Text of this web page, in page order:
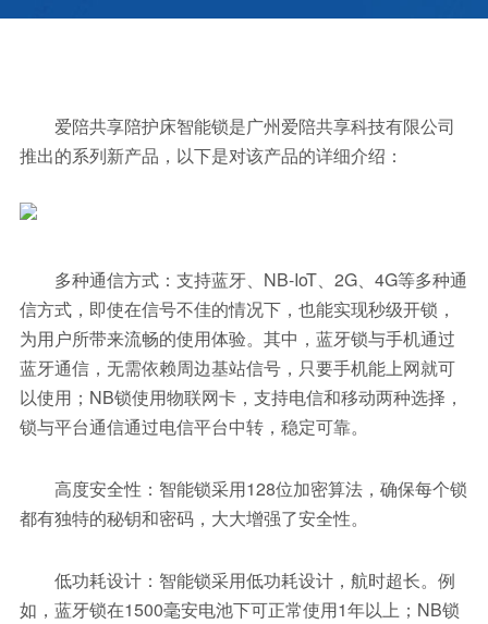
爱陪共享陪护床智能锁是广州爱陪共享科技有限公司
推出的系列新产品，以下是对该产品的详细介绍：
多种通信方式：支持蓝牙、NB-IoT、2G、4G等多种通
信方式，即使在信号不佳的情况下，也能实现秒级开锁，
为用户所带来流畅的使用体验。其中，蓝牙锁与手机通过
蓝牙通信，无需依赖周边基站信号，只要手机能上网就可
以使用；NB锁使用物联网卡，支持电信和移动两种选择，
锁与平台通信通过电信平台中转，稳定可靠。
高度安全性：智能锁采用128位加密算法，确保每个锁
都有独特的秘钥和密码，大大增强了安全性。
低功耗设计：智能锁采用低功耗设计，航时超长。例
如，蓝牙锁在1500毫安电池下可正常使用1年以上；NB锁